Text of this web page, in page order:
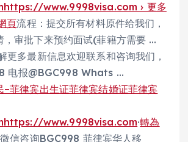
https://www.9998visa.com › 更多
頁流程：提交所有材料原件给我们，
，审批下来预约面试(菲籍方需要 …
更多最新信息欢迎联系和咨询我们，
电报@BGC998 Whats …
–菲律宾出生证菲律宾结婚证菲律宾
https://www.9998visa.com·轉為
信咨询BGC998 菲律宾华人移